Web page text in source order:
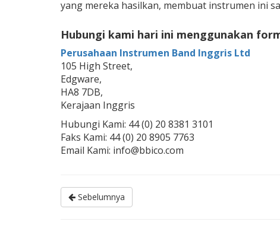
yang mereka hasilkan, membuat instrumen ini
Hubungi kami hari ini menggunakan
Perusahaan Instrumen Band Inggris Ltd
105 High Street,
Edgware,
HA8 7DB,
Kerajaan Inggris
Hubungi Kami: 44 (0) 20 8381 3101
Faks Kami: 44 (0) 20 8905 7763
Email Kami: info@bbico.com
Sebelumnya